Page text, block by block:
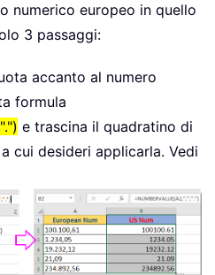
numerico europeo in quello
3 passaggi:
accanto al numero
formula
e trascina il quadratino di
cui desideri applicarla. Vedi